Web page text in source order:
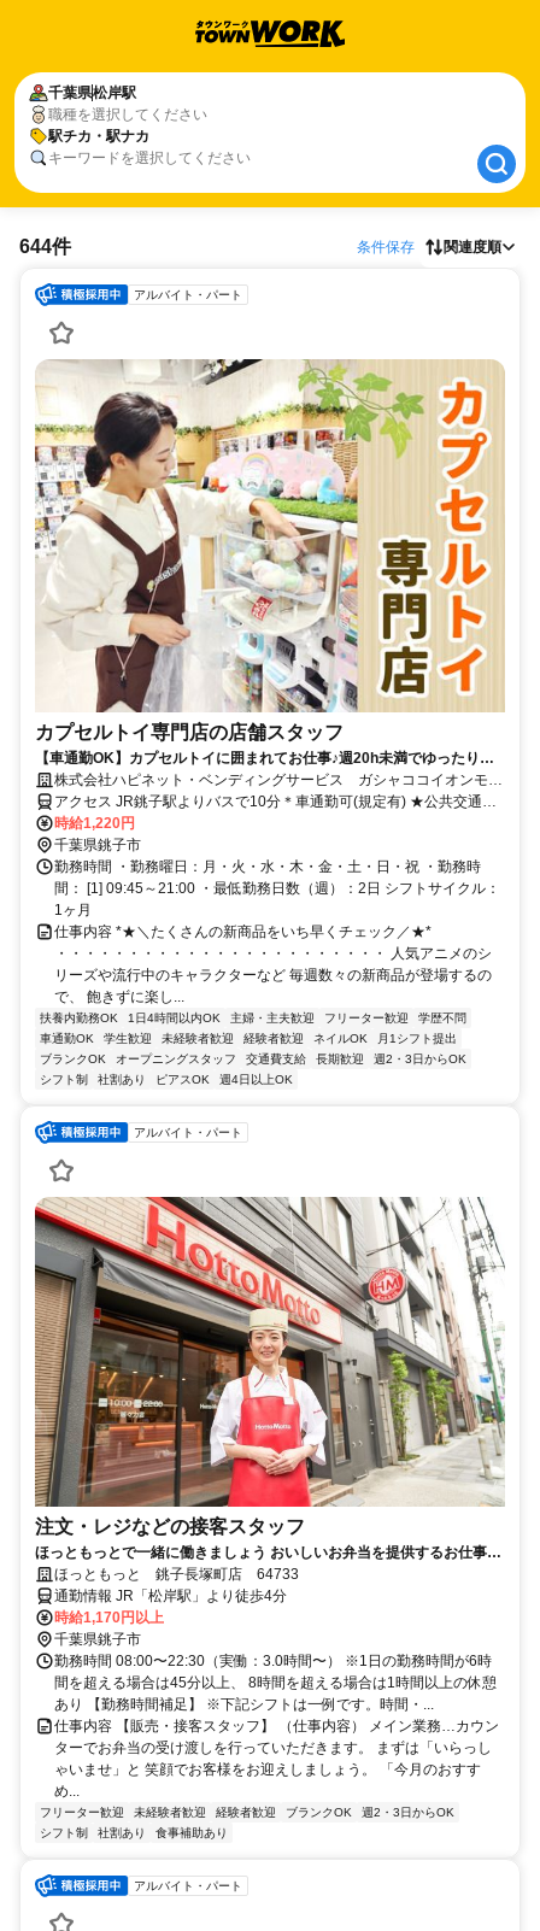
千葉県松岸駅
職種を選択してください
駅チカ・駅ナカ
キーワードを選択してください
千葉県松岸駅
駅チカ・駅ナカ
644件 条件保存 関連度順
アルバイト・パート
カプセルトイ専門店の店舗スタッフ
【車通勤OK】カプセルトイに囲まれてお仕事♪週20h未満でゆったり勤
務のシフトです◎ネイル＆ピアスOK・髪色自由
株式会社ハピネット・ベンディングサービス ガシャココイオンモー
ル銚子
アクセス JR銚子駅よりバスで10分＊車通勤可(規定有) ★公共交通の
場合交通費全額支給
時給1,220円
千葉県銚子市
勤務時間 ・勤務曜日：月・火・水・木・金・土・日・祝 ・勤務時
間： [1] 09:45～21:00 ・最低勤務日数（週）：2日 シフトサイクル：
1ヶ月
仕事内容 *★＼たくさんの新商品をいち早くチェック／★*
・・・・・・・・・・・・・・・・・・・・・・・ 人気アニメのシ
リーズや流行中のキャラクターなど 毎週数々の新商品が登場するの
で、 飽きずに楽し...
扶養内勤務OK 1日4時間以内OK 主婦・主夫歓迎 フリーター歓迎
学歴不問
車通勤OK
学生歓迎 未経験者歓迎 経験者歓迎 ネイルOK
月1シフト提出
ブランクOK
オープニングスタッフ 交通費支給 長期歓迎
週2・3日からOK
シフト制
社割あり ピアスOK 週4日以上OK
アルバイト・パート
注文・レジなどの接客スタッフ
ほっともっとで一緒に働きましょう おいしいお弁当を提供するお仕事で
す ほっともっと 銚子長塚町店 64733
通勤情報 JR「松岸駅」より徒歩4分
時給1,170円以上
千葉県銚子市
勤務時間 08:00〜22:30（実働：3.0時間〜） ※1日の勤務時間が6時
間を超える場合は45分以上、 8時間を超える場合は1時間以上の休憩
あり 【勤務時間補足】 ※下記シフトは一例です。時間・...
仕事内容 【販売・接客スタッフ】 （仕事内容） メイン業務…カウン
ターでお弁当の受け渡しを行っていただきます。 まずは「いらっし
ゃいませ」と 笑顔でお客様をお迎えしましょう。 「今月のおすす
め...
フリーター歓迎 未経験者歓迎 経験者歓迎 ブランクOK
週2・3日からOK
シフト制
社割あり 食事補助あり
アルバイト・パート